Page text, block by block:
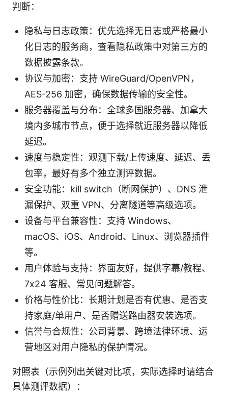
判断：
隐私与日志政策：优先选择无日志或严格最小
化日志的服务商，查看隐私政策中对第三方的
数据披露条款。
协议与加密：支持 WireGuard/OpenVPN，
AES-256 加密，确保数据传输的安全性。
服务器覆盖与分布：全球多国服务器、加拿大
境内多城市节点，便于选择就近服务器以降低
延迟。
速度与稳定性：观测下载/上传速度、延迟、丢
包率，最好有多个独立测评数据。
安全功能：kill switch（断网保护）、DNS 泄
漏保护、双重 VPN、分离隧道等高级选项。
设备与平台兼容性：支持 Windows、
macOS、iOS、Android、Linux、浏览器插件
等。
用户体验与支持：界面友好，提供字幕/教程、
7x24 客服、常见问题解答。
价格与性价比：长期计划是否有优惠、是否支
持家庭/单用户、是否赠送路由器安装选项。
信誉与合规性：公司背景、跨境法律环境、运
营地区对用户隐私的保护情况。
对照表（示例列出关键对比项，实际选择时请结合
具体测评数据）：